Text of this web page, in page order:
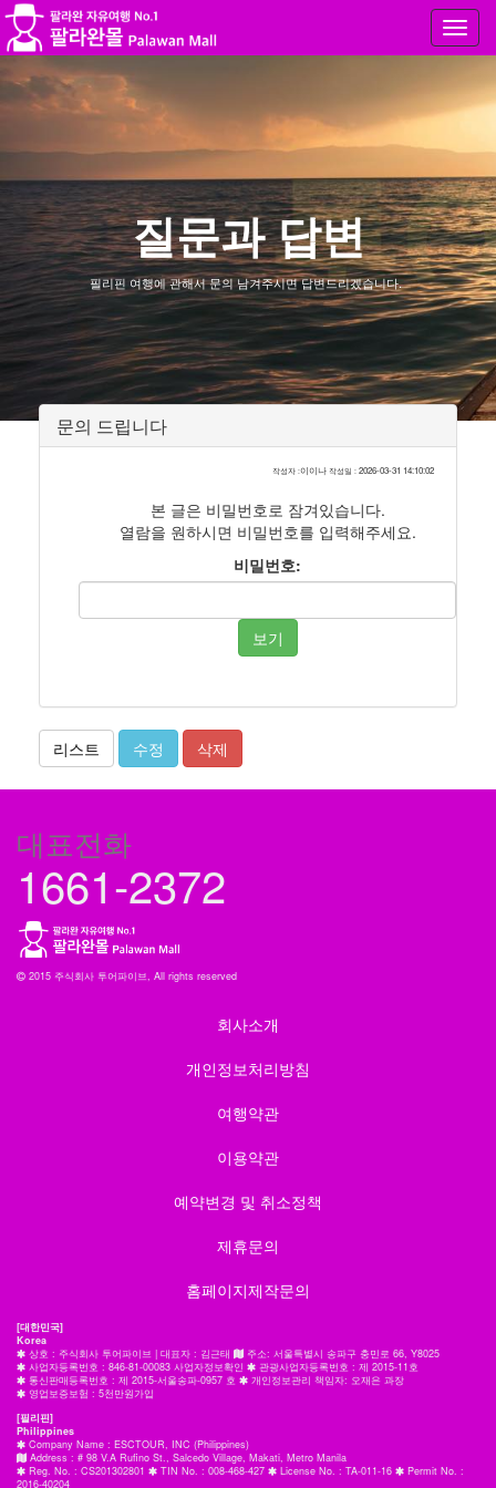
질문과 답변
필리핀 여행에 관해서 문의 남겨주시면 답변드리겠습니다.
문의 드립니다
작성자 :이이나 작성일 : 2026-03-31 14:10:02
본 글은 비밀번호로 잠겨있습니다.
열람을 원하시면 비밀번호를 입력해주세요.
비밀번호:
보기
리스트 수정 삭제
대표전화
1661-2372
2015 주식회사 투어파이브, All rights reserved
회사소개
개인정보처리방침
여행약관
이용약관
예약변경 및 취소정책
제휴문의
홈페이지제작문의
[대한민국]
Korea
상호 : 주식회사 투어파이브 | 대표자 : 김근태
주소: 서울특별시 송파구 충민로 66, Y8025
사업자등록번호 : 846-81-00083 사업자정보확인
관광사업자등록번호 : 제 2015-11호
통신판매등록번호 : 제 2015-서울송파-0957 호
개인정보관리 책임자: 오재은 과장
영업보증보험 : 5천만원가입
[필리핀]
Philippines
Company Name : ESCTOUR, INC (Philippines)
Address : # 98 V.A Rufino St., Salcedo Village, Makati, Metro Manila
Reg. No. : CS201302801
TIN No. : 008-468-427 License No. : TA-011-16
Permit No. :
2016-40204